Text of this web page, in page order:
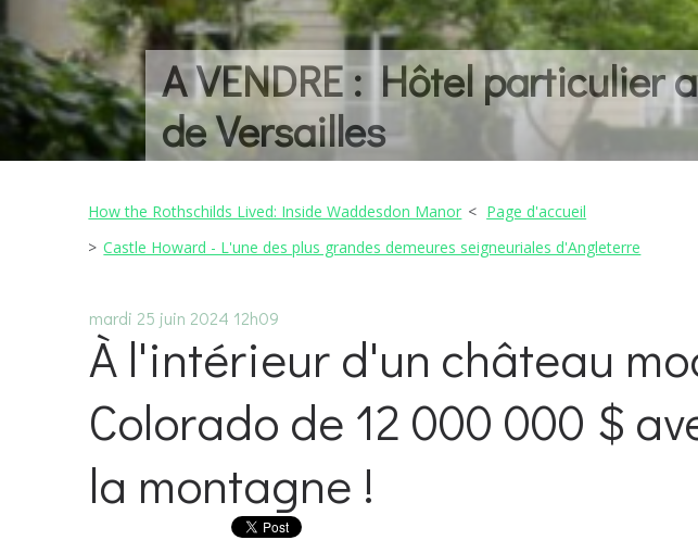
A VENDRE : Hôtel particulier
de Versailles
How the Rothschilds Lived: Inside Waddesdon Manor
Page d'accueil
Castle Howard - L'une des plus grandes demeures seigneuriales d'Angleterre
mardi 25 juin 2024 12h09
À l'intérieur d'un château
Colorado de 12 000 000 $
la montagne !